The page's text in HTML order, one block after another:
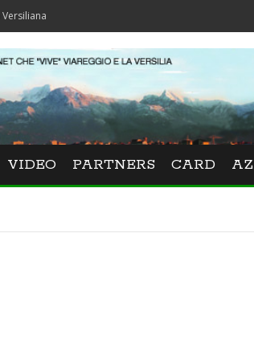
VIDEO PARTNERS CARD